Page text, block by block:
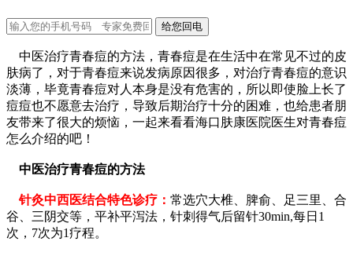
中医治疗青春痘的方法，青春痘是在生活中在常见不过的皮
肤病了，对于青春痘来说发病原因很多，对治疗青春痘的意识
淡薄，毕竟青春痘对人本身是没有危害的，所以即使脸上长了
痘痘也不愿意去治疗，导致后期治疗十分的困难，也给患者朋
友带来了很大的烦恼，一起来看看海口肤康医院医生对青春痘
怎么介绍的吧！
中医治疗青春痘的方法
针灸中西医结合特色诊疗： 常选穴大椎、脾俞、足三里、合
谷、三阴交等，平补平泻法，针刺得气后留针30min,每日1
次，7次为1疗程。